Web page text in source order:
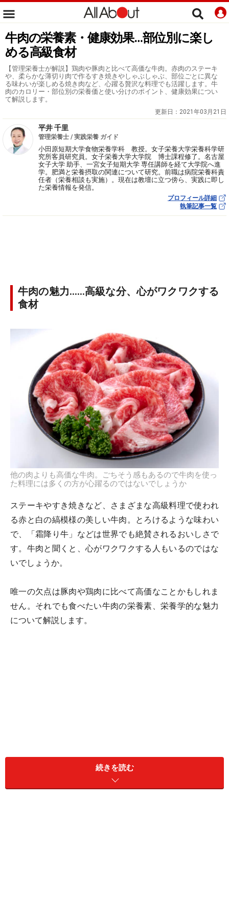
牛肉の栄養素・健康効果…部位別に楽し
める高級食材
【管理栄養士が解説】鶏肉や豚肉と比べて高価な牛肉。赤肉のステーキ
や、柔らかな薄切り肉で作るすき焼きやしゃぶしゃぶ、部位ごとに異な
る味わいが楽しめる焼き肉など、心躍る贅沢な料理でも活躍します。牛
肉のカロリー・部位別の栄養価と使い分けのポイント、健康効果につい
て解説します。
更新日： 2021年03月21日
平井 千里
管理栄養士 / 実践栄養 ガイド
小田原短期大学食物栄養学科 教授。女子栄養大学栄養科学研
究所客員研究員。女子栄養大学大学院 博士課程修了。名古屋
女子大学 助手、一宮女子短期大学 専任講師を経て大学院へ進
学。肥満と栄養摂取の関連について研究。前職は病院栄養科責
任者（栄養相談も実施）。現在は教壇に立つ傍ら、実践に即し
た栄養情報を発信。
プロフィール詳細
執筆記事一覧
牛肉の魅力……高級な分、心がワクワクする
食材
他の肉よりも高価な牛肉。ごちそう感もあるので牛肉を使っ
た料理には多くの方が心躍るのではないでしょうか
ステーキやすき焼きなど、さまざまな高級料理で使われ
る赤と白の縞模様の美しい牛肉。とろけるような味わい
で、「霜降り牛」などは世界でも絶賛されるおいしさで
す。牛肉と聞くと、心がワクワクする人もいるのではな
いでしょうか。
唯一の欠点は豚肉や鶏肉に比べて高価なことかもしれま
せん。それでも食べたい牛肉の栄養素、栄養学的な魅力
について解説します。
続きを読む